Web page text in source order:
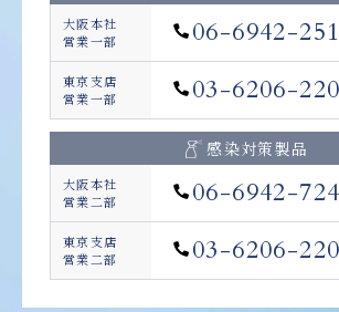
大阪本社
営業一部
06-6942-
東京支店
営業一部
03-6206-
感染対策製品
大阪本社
営業二部
06-6942-
東京支店
営業二部
03-6206-